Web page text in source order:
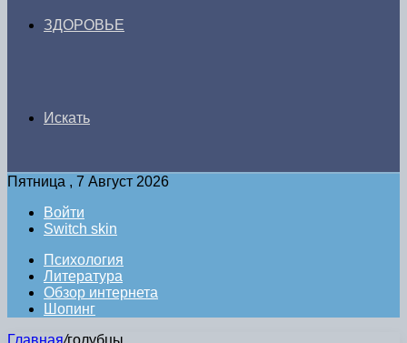
ЗДОРОВЬЕ
Искать
Пятница , 7 Август 2026
Войти
Switch skin
Психология
Литература
Обзор интернета
Шопинг
Главная/голубцы